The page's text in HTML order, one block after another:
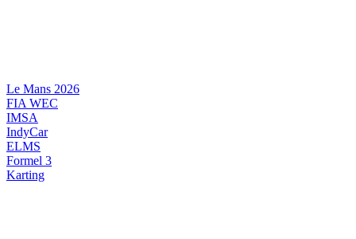
Le Mans 2026
FIA WEC
IMSA
IndyCar
ELMS
Formel 3
Karting